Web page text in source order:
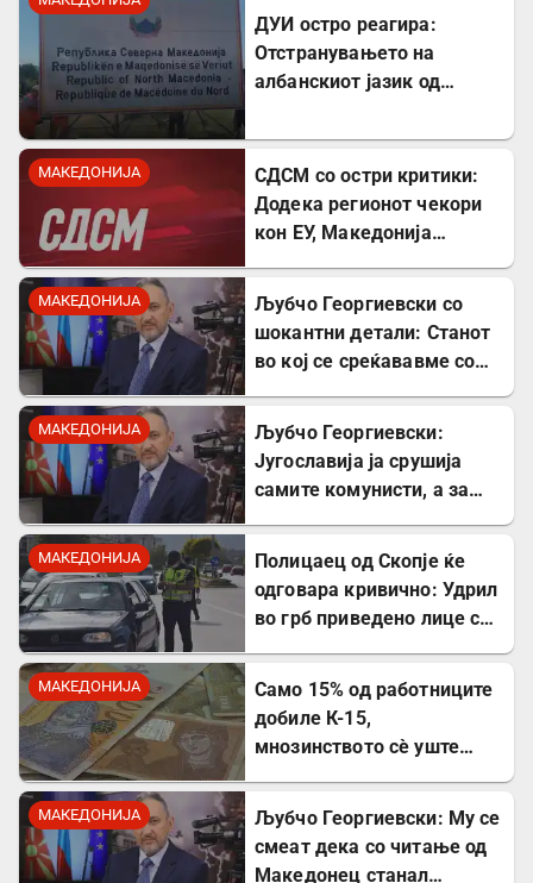
ДУИ остро реагира:
Отстранувањето на
албанскиот јазик од
тешка провокација
МАКЕДОНИЈА
СДСМ со остри критики:
Додека регионот чекори
кон ЕУ, Македонија
МАКЕДОНИЈА
Љубчо Георгиевски со
шокантни детали: Станот
во кој се среќававме со
МАКЕДОНИЈА
Љубчо Георгиевски:
Југославија ја срушија
самите комунисти, а за
молчеа освен мене
МАКЕДОНИЈА
Полицаец од Скопје ќе
одговара кривично: Удрил
во грб приведено лице со
МАКЕДОНИЈА
Само 15% од работниците
добиле К-15,
мнозинството сè уште
МАКЕДОНИЈА
Љубчо Георгиевски: Му се
смеат дека со читање од
Македонец станал